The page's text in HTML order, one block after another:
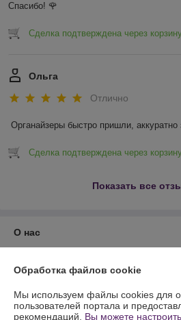
Спасибо! 🌹
Сделка подтверждена через
Ольга
Отлично
Органайзеры быстро пришли, аккуратно
Сделка подтверждена через
Показать все
О нас
Контакты
Доставка и оплата
Обработка файлов cookie
Мы используем файлы cookies для
пользователей портала и
рекомендаций. Вы можете